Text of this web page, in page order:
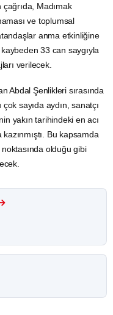
Madımak
ve toplumsal
anma etkinliğine
33 can saygıyla
verilecek.
Abdal Şenlikleri sırasında
sayıda aydın, sanatçı
yakın tarihindeki en acı
Bu kapsamda
olduğu gibi